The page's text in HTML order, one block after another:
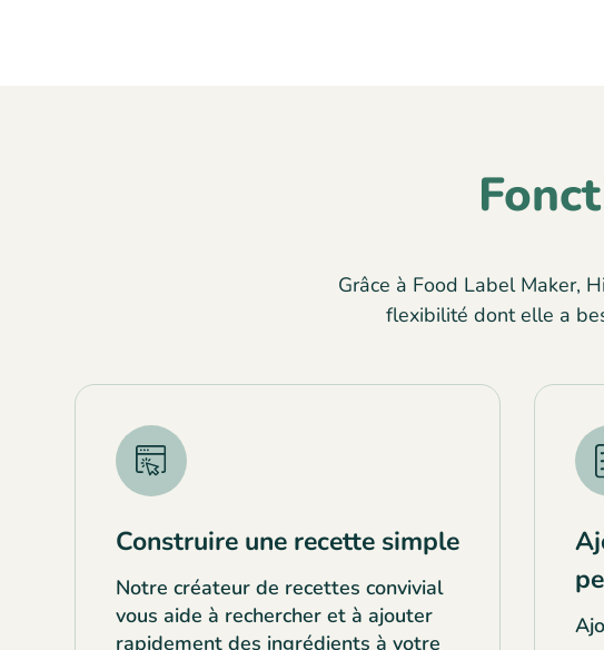
Grâce à Food Label Maker,
flexibilité dont elle a
Construire une recette simple
Notre créateur de recettes convivial
vous aide à rechercher et à ajouter
rapidement des ingrédients à votre